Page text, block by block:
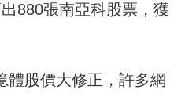
880張南亞科股票，獲
體股價大修正，許多網